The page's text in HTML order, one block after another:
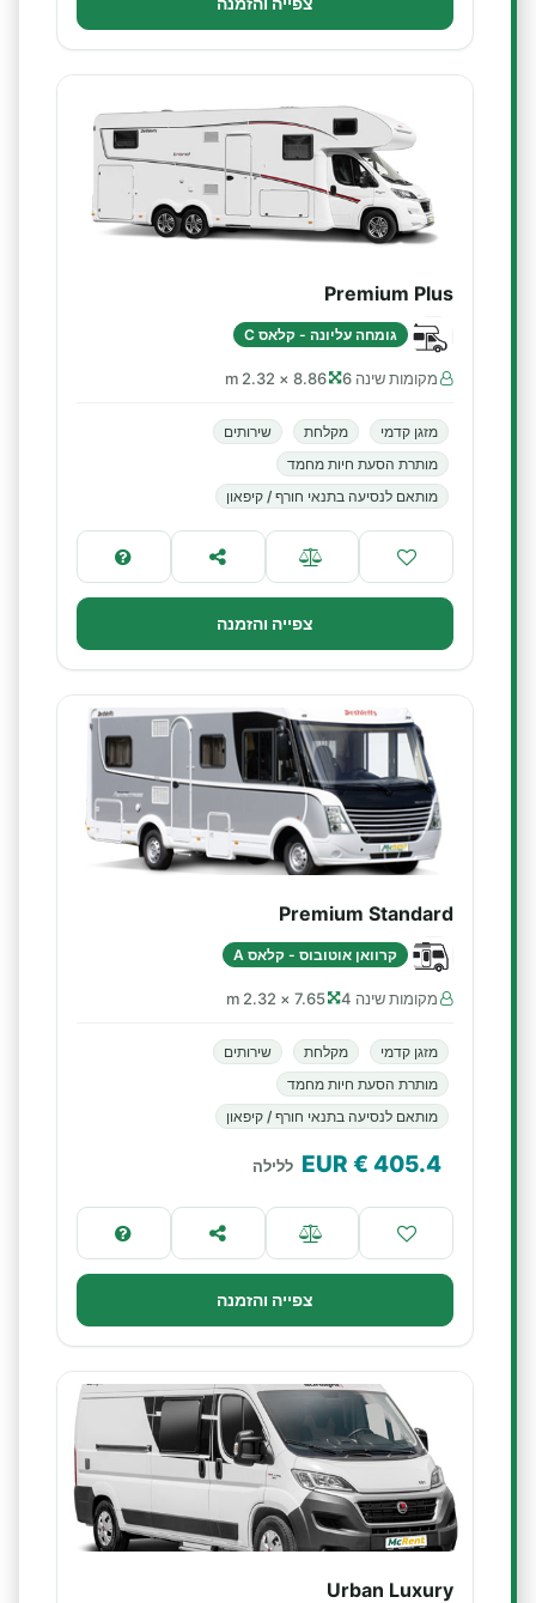
Premium Plus
גומחה עליונה - קלאס C
מקומות שינה 6 8.86 × 2.32 m
מזגן קדמי מקלחת
שירותים
מותרת הסעת חיות מחמד
מותאם לנסיעה בתנאי חורף / קיפאון
צפייה והזמנה
Premium Standard
קרוואן אוטובוס - קלאס A
מקומות שינה 4 7.65 × 2.32 m
מזגן קדמי מקלחת
שירותים
מותרת הסעת חיות מחמד
מותאם לנסיעה בתנאי חורף / קיפאון
405.4
€ EUR ללילה
צפייה והזמנה
Urban Luxury